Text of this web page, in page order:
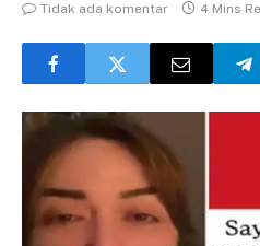
Tidak ada komentar
4 Mins